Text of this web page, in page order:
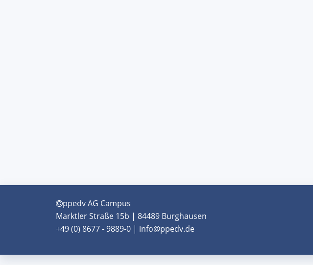
ppedv AG Campus
Marktler Straße 15b | 84489 Burghausen
+49 (0) 8677 - 9889-0 | info@ppedv.de